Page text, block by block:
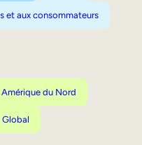
et aux consommateurs
Amérique du Nord
Global